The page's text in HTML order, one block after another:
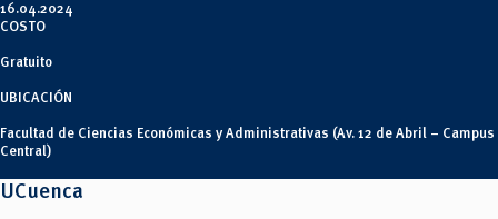
16.04.2024
COSTO
Gratuito
UBICACIÓN
Facultad de Ciencias Económicas y Administrativas (Av. 12 de Abril – Campus
Central)
UCuenca